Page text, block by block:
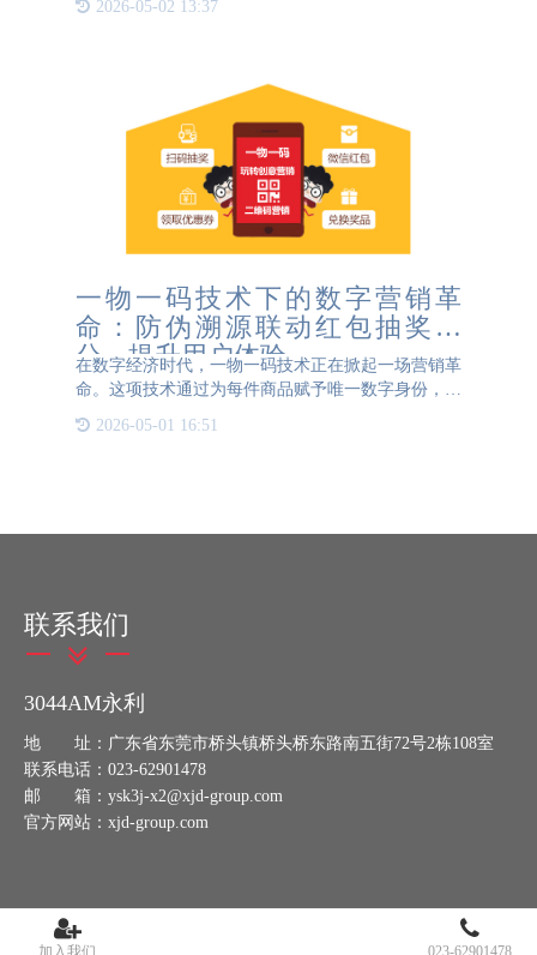
方案的具体设计。下面3044AM永利防伪将从面向消
2026-05-02 13:37
一物一码技术下的数字营销革
命：防伪溯源联动红包抽奖积
分，提升用户体验
在数字经济时代，一物一码技术正在掀起一场营销革
命。这项技术通过为每件商品赋予唯一数字身份，不
模式，为用户带来前所未有的消费体验。 传统营销
2026-05-01 16:51
联系我们
3044AM永利
地 址：广东省东莞市桥头镇桥头桥东路南五街72号2栋108室
联系电话：023-62901478
邮 箱：ysk3j-x2@xjd-group.com
官方网站：xjd-group.com
加入我们 023-62901478